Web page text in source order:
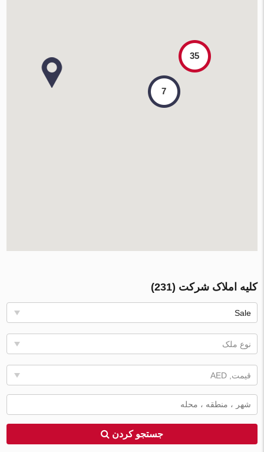
35
7
کلیه املاک شرکت (231)
Sale
نوع ملک
قیمت, AED
جستجو کردن